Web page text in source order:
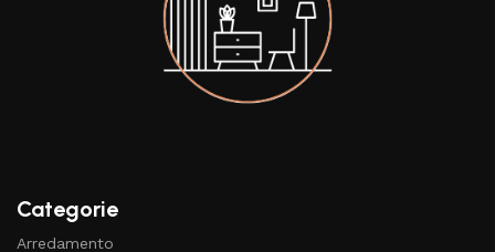
Categorie
Arredamento